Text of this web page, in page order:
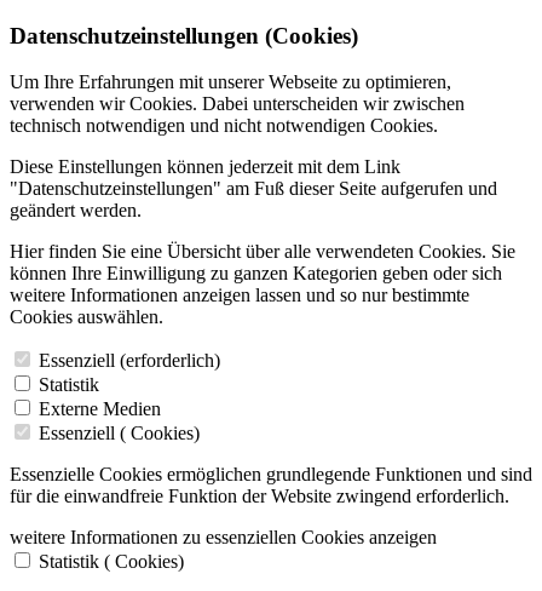
Datenschutzeinstellungen (Cookies)
Um Ihre Erfahrungen mit unserer Webseite zu optimieren,
verwenden wir Cookies. Dabei unterscheiden wir zwischen
technisch notwendigen und nicht notwendigen Cookies.
Diese Einstellungen können jederzeit mit dem Link
"Datenschutzeinstellungen" am Fuß dieser Seite aufgerufen und
geändert werden.
Hier finden Sie eine Übersicht über alle verwendeten Cookies. Sie
können Ihre Einwilligung zu ganzen Kategorien geben oder sich
weitere Informationen anzeigen lassen und so nur bestimmte
Cookies auswählen.
Essenziell (erforderlich)
Statistik
Externe Medien
Essenziell ( Cookies)
Essenzielle Cookies ermöglichen grundlegende Funktionen und sind
für die einwandfreie Funktion der Website zwingend erforderlich.
weitere Informationen zu essenziellen Cookies anzeigen
Statistik ( Cookies)